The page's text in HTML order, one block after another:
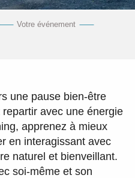
Votre événement
une pause bien-être
avec une énergie
apprenez à mieux
en interagissant avec
naturel et bienveillant.
soi-même et son